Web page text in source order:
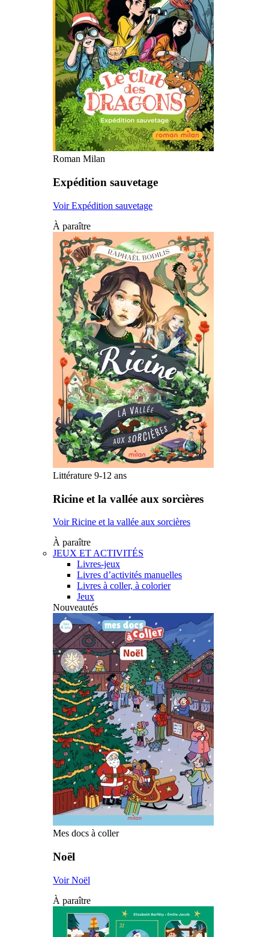
Roman Milan
Expédition sauvetage
Voir Expédition sauvetage
À paraître
Littérature 9-12 ans
Ricine et la vallée aux sorcières
Voir Ricine et la vallée aux sorcières
À paraître
JEUX ET ACTIVITÉS
Livres-jeux
Livres d’activités manuelles
Livres à coller, à colorier
Jeux
Nouveautés
Mes docs à coller
Noël
Voir Noël
À paraître